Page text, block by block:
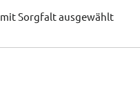
mit Sorgfalt ausgewählt